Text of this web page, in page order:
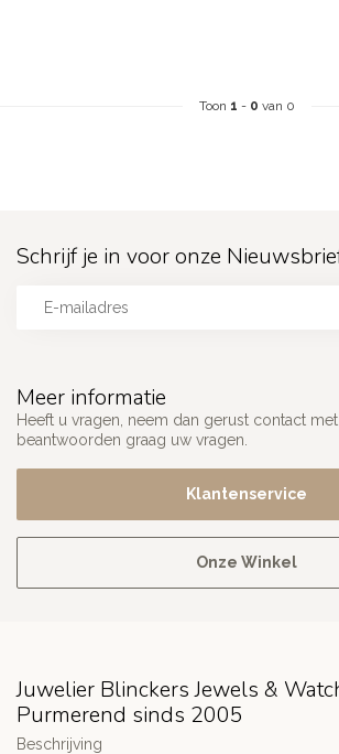
Toon 1 - 0 van 0
Meer informatie
Heeft u vragen, neem dan gerust contact
beantwoorden graag uw vragen.
Klantenservice
Onze Winkel
Schrijf je in voor onze
Juwelier Blinckers Jewels &
Purmerend sinds 2005
Beschrijving